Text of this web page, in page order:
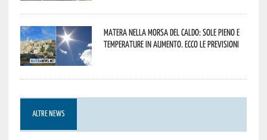
Matera nella morsa del caldo: sole pieno e
temperature in aumento. Ecco le previsioni
ALTRE NEWS